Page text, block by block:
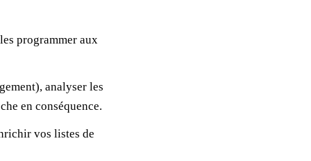
programmer aux
analyser les
en conséquence.
vos listes de